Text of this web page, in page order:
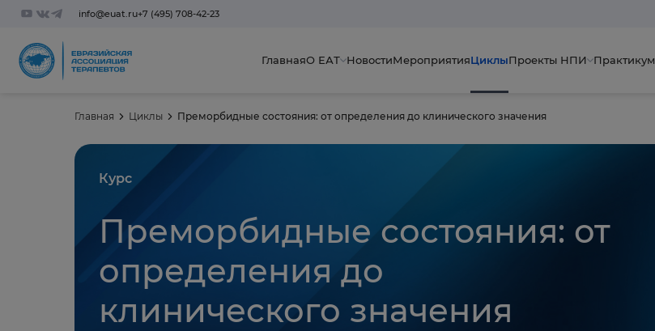
info@euat.ru+7 (495) 708-42-23
ГлавнаяО ЕАТ НовостиМероприятияЦиклыПроекты НПИ Практикум
Главная Циклы Преморбидные состояния: от определения до клинического значения
Курс
Преморбидные состояния: от
определения до
клинического значения